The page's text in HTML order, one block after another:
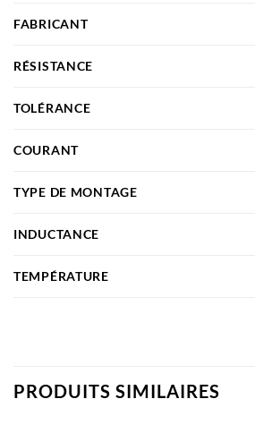
FABRICANT
RÉSISTANCE
TOLÉRANCE
COURANT
TYPE DE MONTAGE
INDUCTANCE
TEMPÉRATURE
PRODUITS SIMILAIRES